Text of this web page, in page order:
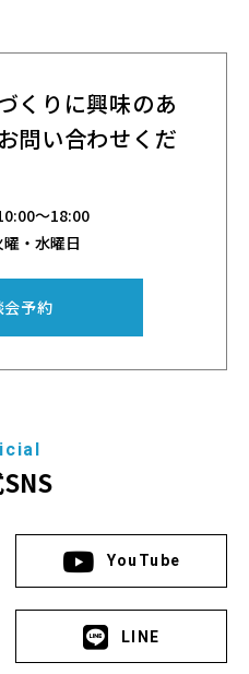
くりに興味のあ
問い合わせくだ
～18:00
・水曜日
会予約
YouTube
LINE